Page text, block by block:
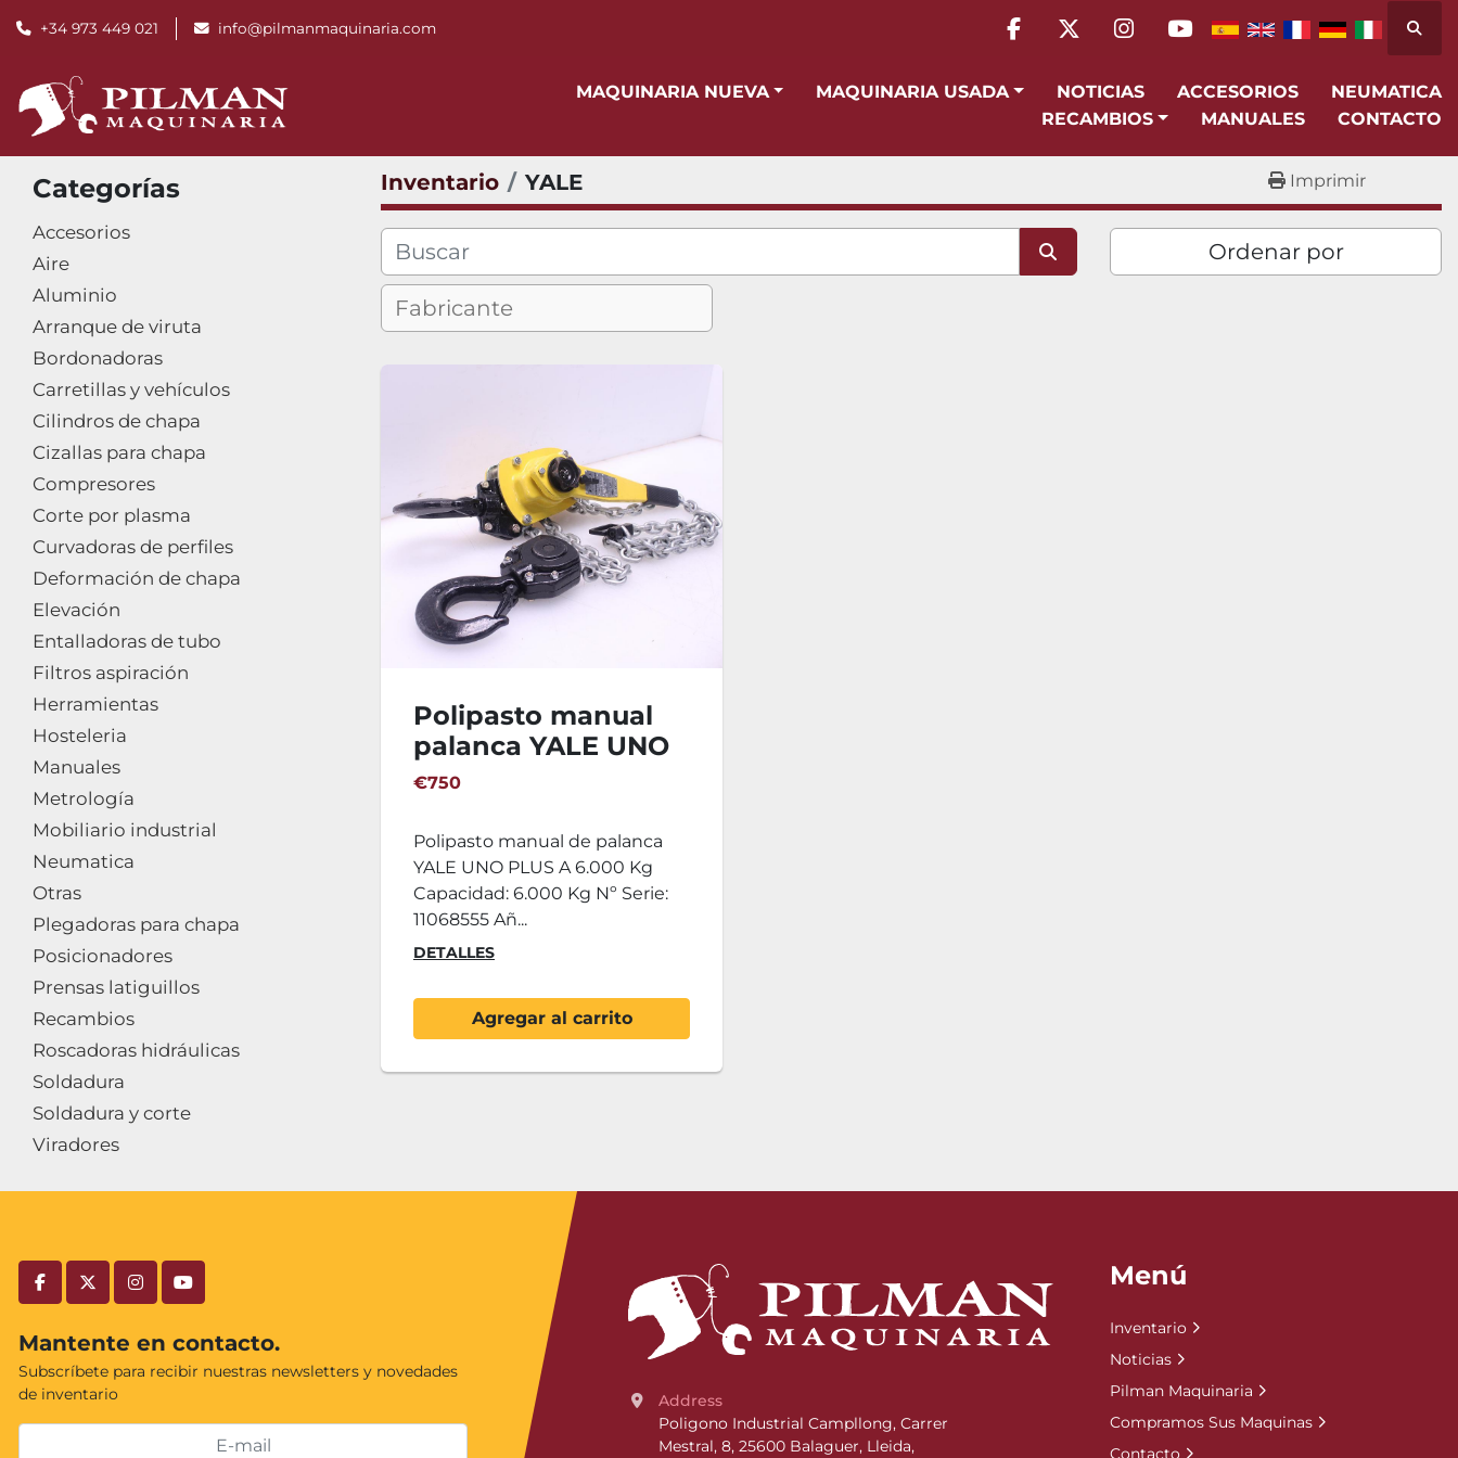
+34 973 449 021 info@pilmanmaquinaria.com
facebook
twitterinstagram
youtube
MAQUINARIA NUEVA MAQUINARIA USADA NOTICIAS ACCESORIOS
NEUMATICA
RECAMBIOS
MANUALES CONTACTO
Categorías
Accesorios
Aire
Aluminio
Arranque de viruta
Bordonadoras
Carretillas y vehículos
Cilindros de chapa
Cizallas para chapa
Compresores
Corte por plasma
Curvadoras de perfiles
Deformación de chapa
Elevación
Entalladoras de tubo
Filtros aspiración
Herramientas
Hosteleria
Manuales
Metrología
Mobiliario industrial
Neumatica
Otras
Plegadoras para chapa
Posicionadores
Prensas latiguillos
Recambios
Roscadoras hidráulicas
Soldadura
Soldadura y corte
Viradores
Inventario YALE Imprimir
Ordenar por
Polipasto manual
palanca YALE UNO
PLUS A 6.000 Kg
€750
Polipasto manual de palanca
YALE UNO PLUS A 6.000 Kg
Capacidad: 6.000 Kg Nº Serie:
11068555 Añ...
DETALLES
Agregar al carrito
facebooktwitterinstagramyoutube
Mantente en contacto.
Subscríbete para recibir nuestras newsletters y novedades
de inventario
Address
Poligono Industrial Campllong, Carrer
Mestral, 8, 25600 Balaguer, Lleida,
Menú
Inventario
Noticias
Pilman Maquinaria
Compramos Sus Maquinas
Contacto